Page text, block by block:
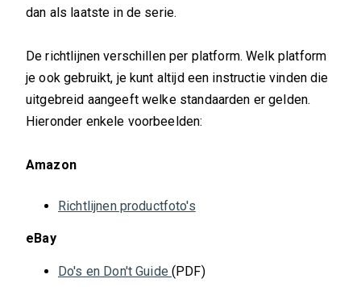
dan als laatste in de serie.
De richtlijnen verschillen per platform. Welk platform
je ook gebruikt, je kunt altijd een instructie vinden die
uitgebreid aangeeft welke standaarden er gelden.
Hieronder enkele voorbeelden:
Amazon
Richtlijnen productfoto's
eBay
Do's en Don't Guide(PDF)